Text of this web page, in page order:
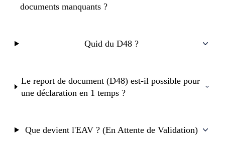
documents manquants ?
Quid du D48 ?
Le report de document (D48) est-il possible pour
une déclaration en 1 temps ?
Que devient l'EAV ? (En Attente de Validation)